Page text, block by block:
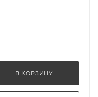
В КОРЗИНУ